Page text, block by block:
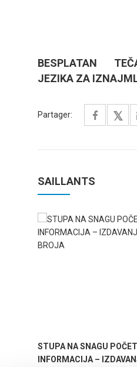
BESPLATAN
JEZIKA ZA
Partager:
SAILLANTS
STUPA NA SNAGU
INFORMACIJA –